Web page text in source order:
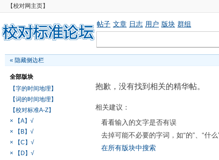
【校对网主页】
帖子 文章 日志 用户 版块 群组
« 隐藏侧边栏
全部版块
【字的时间地理】
【词的时间地理】
【校对标准A-Z】
× 【A】√
× 【B】√
× 【C】√
× 【D】√
抱歉，没有找到相关的精华帖。
相关建议：
看看输入的文字是否有误
去掉可能不必要的字词，如“的”、“什么
在所有版块中搜索